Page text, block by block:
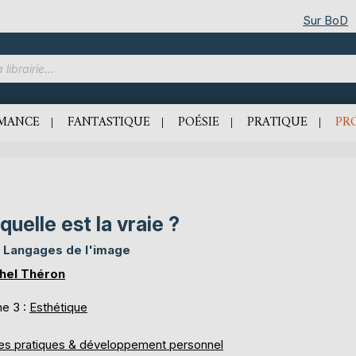
Sur BoD
FANTASTIQUE POÉSIE PRATIQUE
est la vraie ?
Langages de l'image
Théron
3 : Esthétique
pratiques & développement personnel